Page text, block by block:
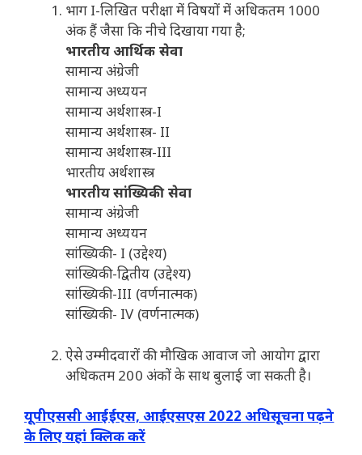
भाग I-लिखित परीक्षा में विषयों में अधिकतम 1000
अंक हैं जैसा कि नीचे दिखाया गया है;
भारतीय आर्थिक सेवा
सामान्य अंग्रेजी
सामान्य अध्ययन
सामान्य अर्थशास्त्र-I
सामान्य अर्थशास्त्र- II
सामान्य अर्थशास्त्र-III
भारतीय अर्थशास्त्र
भारतीय सांख्यिकी सेवा
सामान्य अंग्रेजी
सामान्य अध्ययन
सांख्यिकी- I (उद्देश्य)
सांख्यिकी-द्वितीय (उद्देश्य)
सांख्यिकी-III (वर्णनात्मक)
सांख्यिकी- IV (वर्णनात्मक)
ऐसे उम्मीदवारों की मौखिक आवाज जो आयोग द्वारा
अधिकतम 200 अंकों के साथ बुलाई जा सकती है।
यूपीएससी आईईएस, आईएसएस 2022 अधिसूचना पढ़ने
के लिए यहां क्लिक करें